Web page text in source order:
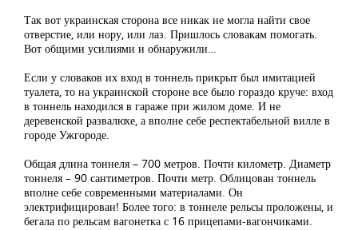
Так вот украинская сторона все никак не могла найти свое
отверстие, или нору, или лаз. Пришлось словакам помогать.
Вот общими усилиями и обнаружили…
Если у словаков их вход в тоннель прикрыт был имитацией
туалета, то на украинской стороне все было гораздо круче: вход
в тоннель находился в гараже при жилом доме. И не
деревенской развалюхе, а вполне себе респектабельной вилле в
городе Ужгороде.
Общая длина тоннеля – 700 метров. Почти километр. Диаметр
тоннеля – 90 сантиметров. Почти метр. Облицован тоннель
вполне себе современными материалами. Он
электрифицирован! Более того: в тоннеле рельсы проложены, и
бегала по рельсам вагонетка с 16 прицепами-вагончиками.